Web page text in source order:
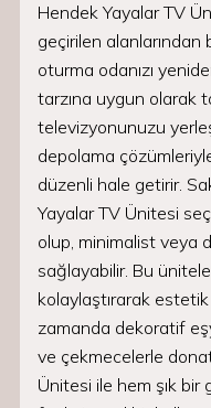
Hendek Yayalar TV
geçirilen
oturma odanızı
tarzına uygun olarak
televizyonunuzu
depolama
düzenli hale getirir.
Yayalar TV Ünitesi
olup, minimalist veya
sağlayabilir. Bu
kolaylaştırarak
zamanda dekoratif
ve çekmecelerle
Ünitesi ile hem şık